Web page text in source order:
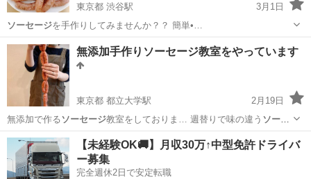
東京都 渋谷駅
3月1日
ソーセージ
を手作りしてみませんか？？ 簡単•…
東京 渋谷区 渋谷駅 その他 ソーセージ
無添加手作りソーセージ教室をやっています
東京都 都立大学駅
2月19日
無添加で作るソーセージ教室をしておりま… 週替りで味の違う ソーセ
ージを作っていきます… を使った味のあるソーセージの2種類を作り
ま… 心して食べられるソーセージ です。 … 1組500gのソーセージをお
持ち帰りいた…...
東京 目黒区 都立大学駅 その他 ソーセージ
【未経験OK🚚】月収30万↑中型免許ドライバ
ー募集
完全週休2日で安定転職